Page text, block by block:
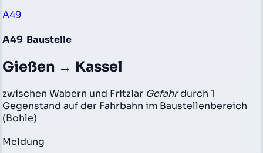
A49
A49 Baustelle
Gießen → Kassel
zwischen Wabern und Fritzlar Gefahrdurch 1
Gegenstand auf der Fahrbahn im Baustellenbereich
(Bohle)
Meldung